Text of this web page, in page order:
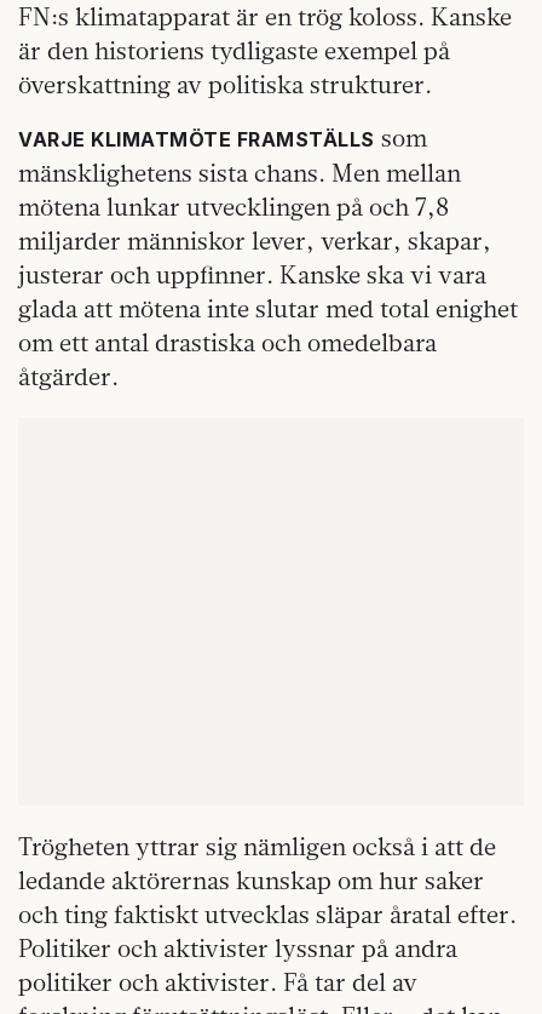
FN:s klimatapparat är en trög koloss. Kanske
är den historiens tydligaste exempel på
överskattning av politiska strukturer.
VARJE KLIMATMÖTE FRAMSTÄLLS som
mänsklighetens sista chans. Men mellan
mötena lunkar utvecklingen på och 7,8
miljarder människor lever, verkar, skapar,
justerar och uppfinner. Kanske ska vi vara
glada att mötena inte slutar med total enighet
om ett antal drastiska och omedelbara
åtgärder.
Trögheten yttrar sig nämligen också i att de
ledande aktörernas kunskap om hur saker
och ting faktiskt utvecklas släpar åratal efter.
Politiker och aktivister lyssnar på andra
politiker och aktivister. Få tar del av